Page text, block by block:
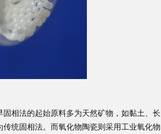
相法的起始原料多为天然矿物，如黏土、长
统固相法。而氧化物陶瓷则采用工业氧化物